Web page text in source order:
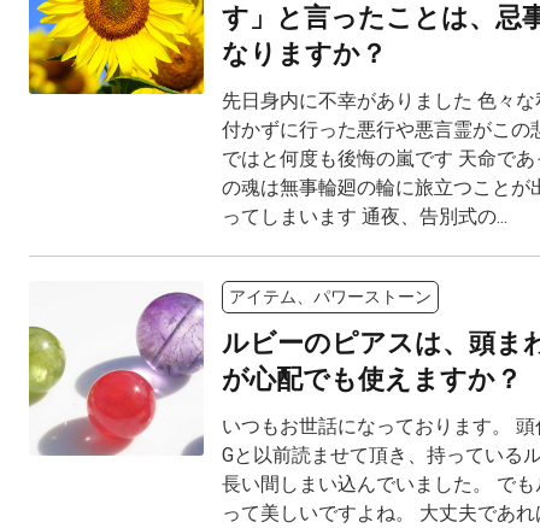
す」と言ったことは、忌
なりますか？
先日身内に不幸がありました 色々
付かずに行った悪行や悪言霊がこの
ではと何度も後悔の嵐です 天命で
の魂は無事輪廻の輪に旅立つことが
ってしまいます 通夜、告別式の...
アイテム、パワーストーン
ルビーのピアスは、頭ま
が心配でも使えますか？
いつもお世話になっております。
Gと以前読ませて頂き、持っている
長い間しまい込んでいました。 で
って美しいですよね。 大丈夫であ